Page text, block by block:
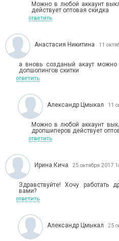
Можно в любой аккаунт
действует оптовая скидка
ответить
Анастасия Никитина 11
а вновь созданый акаут можно
допшопингов скитки
ответить
Александр Цмыкал 11
Можно в любой аккаунт
дропшиперов действует
ответить
Ирина Кича 25 октября 2017
Здравствуйте! Хочу работать
вами?
ответить
Александр Цмыкал 25